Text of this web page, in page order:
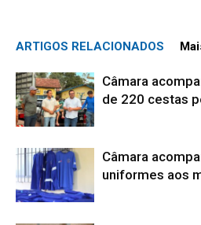
ARTIGOS RELACIONADOS
Câmara
de 220 cestas
Câmara
uniformes aos